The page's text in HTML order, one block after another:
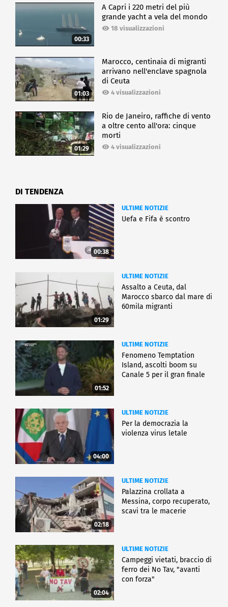
00:33
A Capri i 220 metri del più
grande yacht a vela del mondo
18 visualizzazioni
01:03
Marocco, centinaia di migranti
arrivano nell'enclave spagnola
di Ceuta
4 visualizzazioni
01:29
Rio de Janeiro, raffiche di vento
a oltre cento all'ora: cinque
morti
4 visualizzazioni
DI TENDENZA
00:38
ULTIME NOTIZIE
Uefa e Fifa è scontro
01:29
ULTIME NOTIZIE
Assalto a Ceuta, dal
Marocco sbarco dal mare di
60mila migranti
01:52
ULTIME NOTIZIE
Fenomeno Temptation
Island, ascolti boom su
Canale 5 per il gran finale
04:00
ULTIME NOTIZIE
Per la democrazia la
violenza virus letale
02:18
ULTIME NOTIZIE
Palazzina crollata a
Messina, corpo recuperato,
scavi tra le macerie
02:04
ULTIME NOTIZIE
Campeggi vietati, braccio di
ferro dei No Tav, "avanti
con forza"